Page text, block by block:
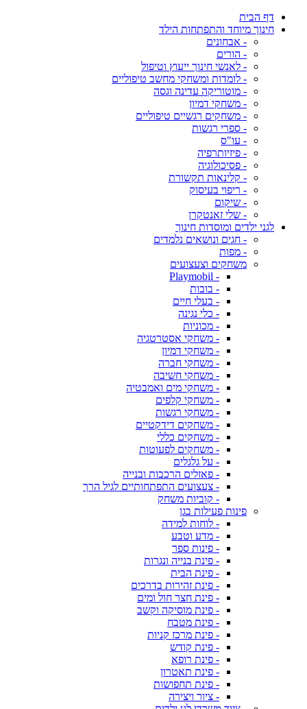
דף הבית
חינוך מיוחד והתפתחות הילד
- אבחונים
- הורים
- לאנשי חינוך ייעוץ וטיפול
- לומדות ומשחקי מחשב טיפוליים
- מוטוריקה עדינה וגסה
- משחקי דמיון
- משחקים רגשיים טיפוליים
- ספרי רגשות
- עו"ס
- פיזיותרפיה
- פסיכולוגיה
- קלינאות תקשורת
- ריפוי בעיסוק
- שיקום
- שלי זאנטקרן
לגני ילדים ומוסדות חינוך
- חגים ונושאים נלמדים
- מפות
משחקים וצעצועים
- Playmobil
- בובות
- בעלי חיים
- כלי נגינה
- מכוניות
- משחקי אסטרטגיה
- משחקי דמיון
- משחקי חברה
- משחקי חשיבה
- משחקי מים ואמבטיה
- משחקי קלפים
- משחקי רגשות
- משחקים דידקטיים
- משחקים כללי
- משחקים לפעוטות
- על גלגלים
- פאזלים הרכבות ובנייה
- צעצועים התפתחותיים לגיל הרך
- קוביות משחק
פינות פעילות בגן
- לוחות למידה
- מדע וטבע
- פינות ספר
- פינת בנייה ונגרות
- פינת הבית
- פינת זהירות בדרכים
- פינת חצר חול ומים
- פינת מוסיקה וקשב
- פינת מטבח
- פינת מרכז קניות
- פינת קודש
- פינת רופא
- פינת תאטרון
- פינת תחפושות
- ציור ויצירה